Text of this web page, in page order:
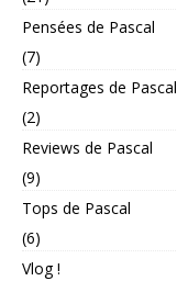
Pensées de Pascal
(7)
Reportages de Pascal
(2)
Reviews de Pascal
(9)
Tops de Pascal
(6)
Vlog !